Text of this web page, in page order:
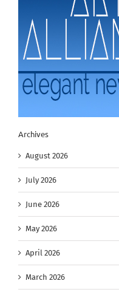
Archives
August 2026
July 2026
June 2026
May 2026
April 2026
March 2026